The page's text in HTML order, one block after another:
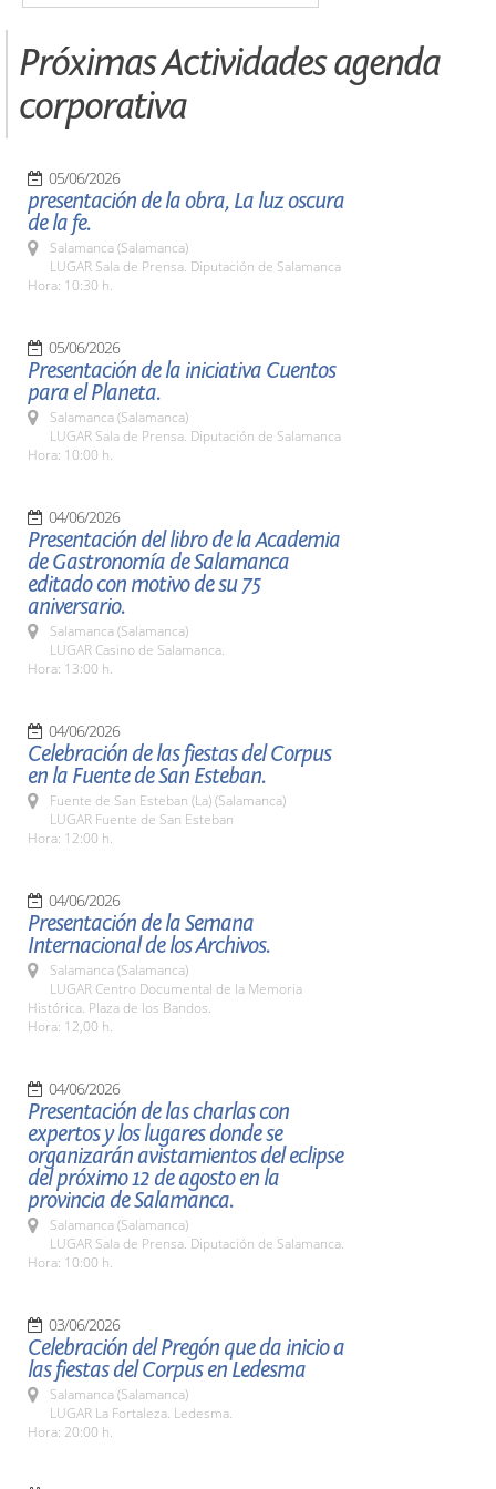
Próximas Actividades agenda
corporativa
05/06/2026
presentación de la obra, La luz oscura
de la fe.
Salamanca (Salamanca)
LUGAR Sala de Prensa. Diputación de Salamanca
Hora: 10:30 h.
05/06/2026
Presentación de la iniciativa Cuentos
para el Planeta.
Salamanca (Salamanca)
LUGAR Sala de Prensa. Diputación de Salamanca
Hora: 10:00 h.
04/06/2026
Presentación del libro de la Academia
de Gastronomía de Salamanca
editado con motivo de su 75
aniversario.
Salamanca (Salamanca)
LUGAR Casino de Salamanca.
Hora: 13:00 h.
04/06/2026
Celebración de las fiestas del Corpus
en la Fuente de San Esteban.
Fuente de San Esteban (La) (Salamanca)
LUGAR Fuente de San Esteban
Hora: 12:00 h.
04/06/2026
Presentación de la Semana
Internacional de los Archivos.
Salamanca (Salamanca)
LUGAR Centro Documental de la Memoria
Histórica. Plaza de los Bandos.
Hora: 12,00 h.
04/06/2026
Presentación de las charlas con
expertos y los lugares donde se
organizarán avistamientos del eclipse
del próximo 12 de agosto en la
provincia de Salamanca.
Salamanca (Salamanca)
LUGAR Sala de Prensa. Diputación de Salamanca.
Hora: 10:00 h.
03/06/2026
Celebración del Pregón que da inicio a
las fiestas del Corpus en Ledesma
Salamanca (Salamanca)
LUGAR La Fortaleza. Ledesma.
Hora: 20:00 h.